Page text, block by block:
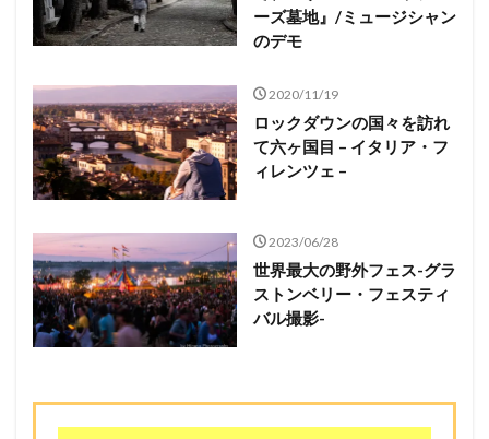
ーズ墓地』/ミュージシャン
のデモ
2020/11/19
ロックダウンの国々を訪れ
て六ヶ国目 – イタリア・フ
ィレンツェ –
2023/06/28
世界最大の野外フェス-グラ
ストンベリー・フェスティ
バル撮影-